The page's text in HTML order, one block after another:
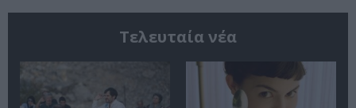
Τελευταία νέα